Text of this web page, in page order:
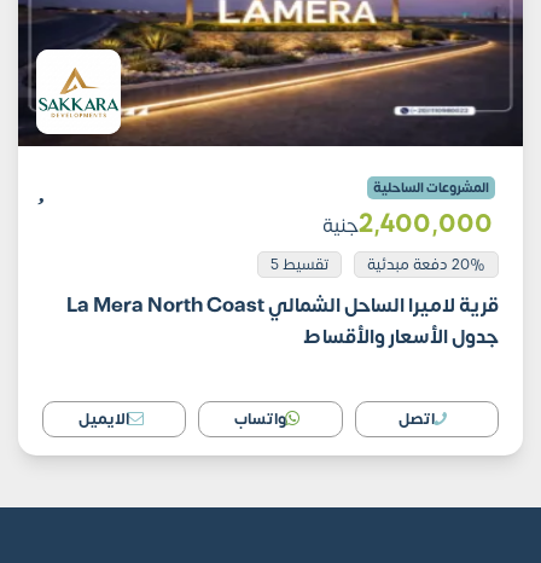
المشروعات الساحلية
2٬400٬000جنية
20% دفعة مبدئية تقسيط 5
قرية لاميرا الساحل الشمالي La Mera North Coast
جدول الأسعار والأقساط
اتصل واتساب الايميل